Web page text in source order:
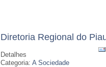
Diretoria Regional do
Detalhes
Categoria:A Sociedade